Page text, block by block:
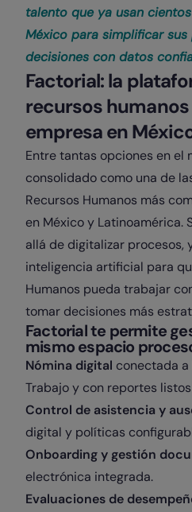
talento que ya usan
México para simplificar
decisiones con datos
Factorial: la
recursos
empresa en
Entre tantas opciones en el
consolidado como una de
Recursos Humanos más
en México y Latinoamérica.
allá de digitalizar procesos,
inteligencia artificial para
Humanos pueda trabajar
tomar decisiones más
Factorial te permite
mismo espacio
Nómina digital conectada a
Trabajo y con reportes listos
Control de asistencia y
digital y políticas
Onboarding y gestión
electrónica integrada.
Evaluaciones de